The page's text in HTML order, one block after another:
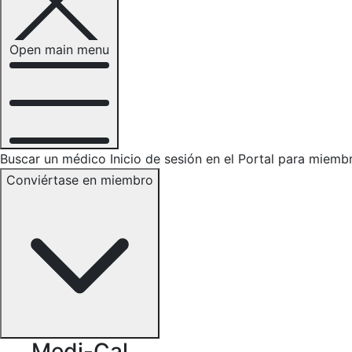
Open main menu
Buscar un médico Inicio de sesión en el Portal para
Conviértase en miembro